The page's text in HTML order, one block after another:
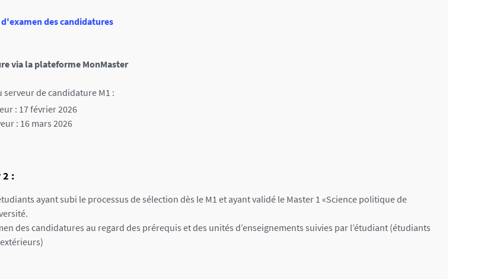
des candidatures
via la plateforme MonMaster
de candidature M1 :
: 17 février 2026
: 16 mars 2026
2 :
ayant subi le processus de sélection dès le M1 et ayant validé le Master 1 «Science politique de
des candidatures au regard des prérequis et des unités d’enseignements suivies par l’étudiant (étudiants